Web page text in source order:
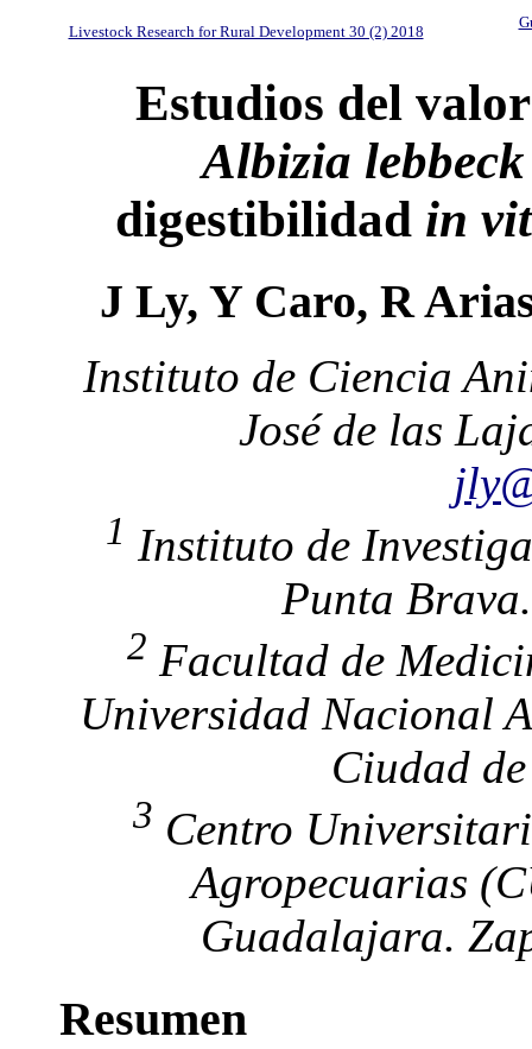
Livestock Research for Rural Development 30 (2) 2018
Estudios del
Albizia lebbeck
digestibilidad in
J Ly, Y Caro, R
Instituto de Ciencia
José de las
1 Instituto de
Punta
2 Facultad de
Universidad Nacional
Ciudad
3 Centro
Agropecuarias
Guadalajara.
Resumen